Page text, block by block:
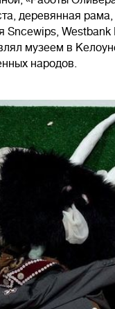
деревянная
Sncewips,
музеем в
народов.